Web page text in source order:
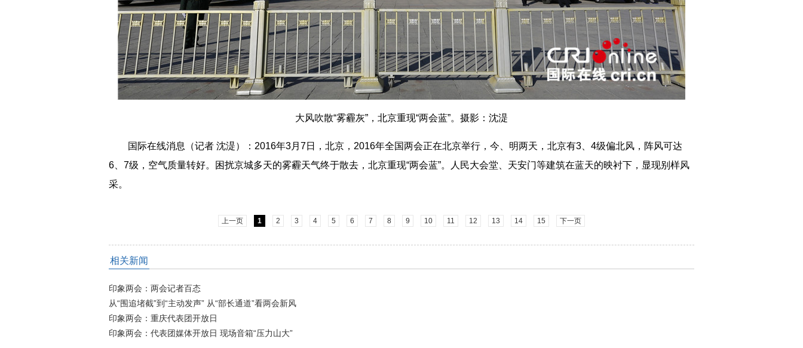
大风吹散“雾霾灰”，北京重现“两会蓝”。摄影：沈湜
国际在线消息（记者 沈湜）：2016年3月7日，北京，2016年全国两会正在北京举行，今、明两天，北京有3、4级偏北风，阵风可达
6、7级，空气质量转好。困扰京城多天的雾霾天气终于散去，北京重现“两会蓝”。人民大会堂、天安门等建筑在蓝天的映衬下，显现别样风
采。
上一页 1 2 3 4 5 6 7 8 9 10 11 12 13 14 15 下一页
相关新闻
印象两会：两会记者百态
从“围追堵截”到“主动发声” 从“部长通道”看两会新风
印象两会：重庆代表团开放日
印象两会：代表团媒体开放日 现场音箱“压力山大”